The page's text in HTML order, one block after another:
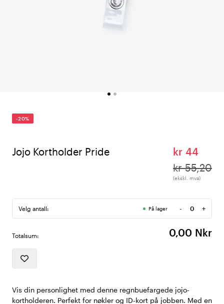
-20%
Jojo Kortholder Pride
kr 44
kr 55,20
(ekskl. mva)
Velg antall: På lager -
Antall
+
Totalsum: 0,00 Nkr
Vis din personlighet med denne regnbuefargede jojo-
kortholderen. Perfekt for nøkler og ID-kort på jobben. Med en